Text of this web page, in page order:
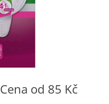
Cena od 85 Kč